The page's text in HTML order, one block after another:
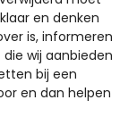
en denken
is, informeren
wij aanbieden
bij een
en dan helpen